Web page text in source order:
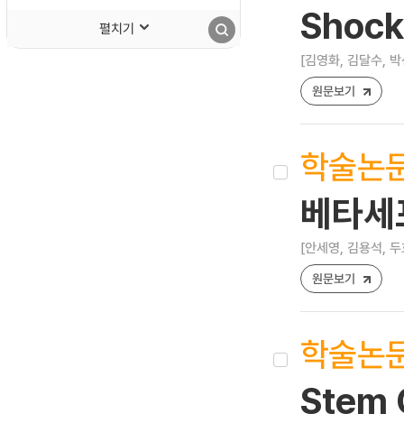
펼치기
[김영화, 김달수,
원문보기
학술논
베타
[안세영, 김용석,
원문보기
학술논
Stem